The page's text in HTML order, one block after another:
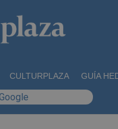
CULTURPLAZA GUÍA